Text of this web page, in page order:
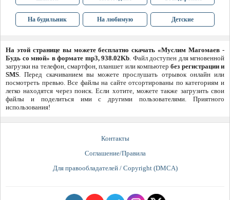
На будильник На любимую Детские
На этой странице вы можете бесплатно скачать «Муслим Магомаев -
Будь со мной» в формате mp3, 938.02Kb. Файл доступен для мгновенной
загрузки на телефон, смартфон, планшет или компьютербез регистрации и
SMS. Перед скачиванием вы можете прослушать отрывок онлайн или
посмотреть превью. Все файлы на сайте отсортированы по категориям и
легко находятся через поиск. Если хотите, можете также загрузить свои
файлы и поделиться ими с другими пользователями. Приятного
использования!
Контакты
Соглашение/Правила
Для правообладателей / Copyright (DMCA)